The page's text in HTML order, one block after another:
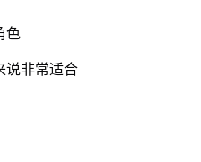
色
说非常适合